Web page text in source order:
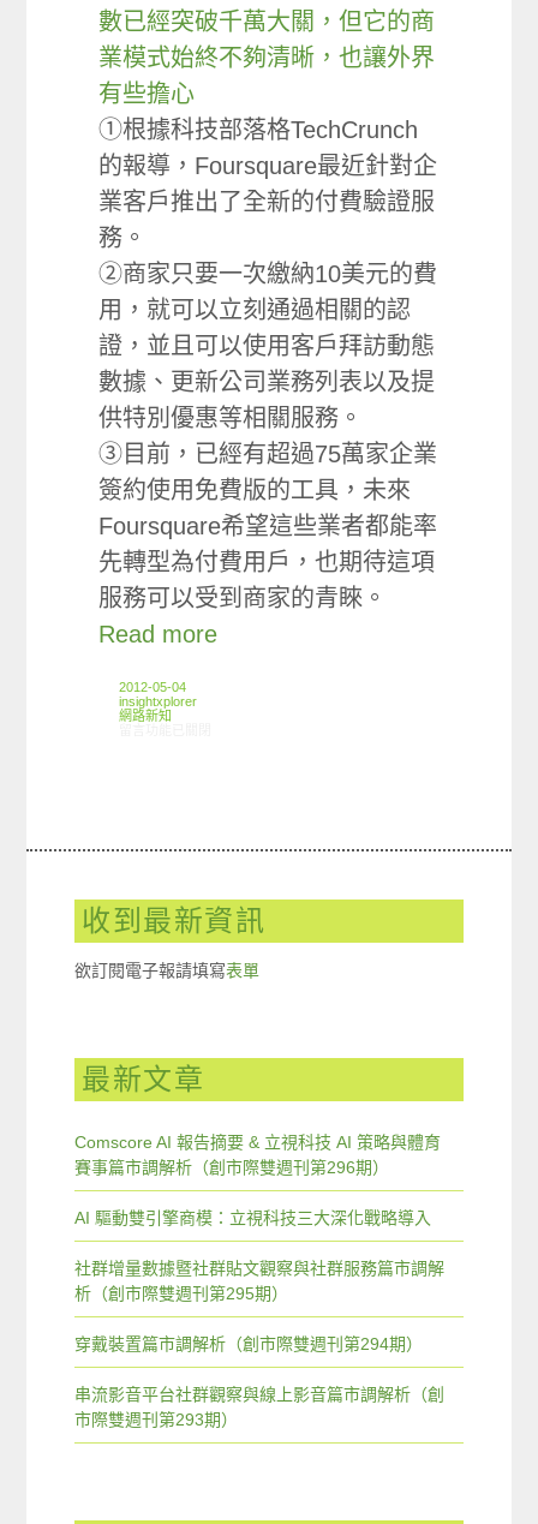
數已經突破千萬大關，但它的商
業模式始終不夠清晰，也讓外界
有些擔心
①根據科技部落格TechCrunch
的報導，Foursquare最近針對企
業客戶推出了全新的付費驗證服
務。
②商家只要一次繳納10美元的費
用，就可以立刻通過相關的認
證，並且可以使用客戶拜訪動態
數據、更新公司業務列表以及提
供特別優惠等相關服務。
③目前，已經有超過75萬家企業
簽約使用免費版的工具，未來
Foursquare希望這些業者都能率
先轉型為付費用戶，也期待這項
服務可以受到商家的青睞。
Read more
2012-05-04
insightxplorer
網路新知
收到最新資訊
欲訂閱電子報請填寫表單
最新文章
Comscore AI 報告摘要 & 立視科技 AI 策略與體育
賽事篇市調解析（創市際雙週刊第296期）
AI 驅動雙引擎商模：立視科技三大深化戰略導入
社群增量數據暨社群貼文觀察與社群服務篇市調解
析（創市際雙週刊第295期）
穿戴裝置篇市調解析（創市際雙週刊第294期）
串流影音平台社群觀察與線上影音篇市調解析（創
市際雙週刊第293期）